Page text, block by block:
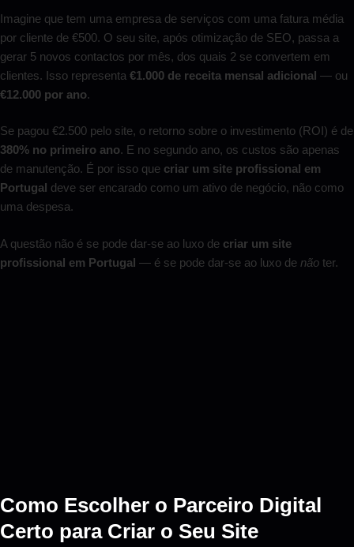
Imagine que tem uma empresa de serviços com uma fatura média
por cliente de €500. O seu site, após otimização de SEO, passa a
gerar 5 novos contactos por mês, dos quais 2 se convertem em
clientes. Isso representa €1.000 de receita mensal adicional — ou
€12.000 por ano.
Se pagou €2.500 pelo site, o retorno sobre o investimento (ROI) é de
380% no primeiro ano. E no segundo ano, os custos são apenas
de manutenção. É por isso que criar um site profissional em
Portugal deve ser encarado como um ativo de negócio, não como
uma despesa.
A questão não é se pode dar-se ao luxo de criar um site
profissional em Portugal — é se pode dar-se ao luxo de não ter.
Como Escolher o Parceiro Digital
Certo para Criar o Seu Site